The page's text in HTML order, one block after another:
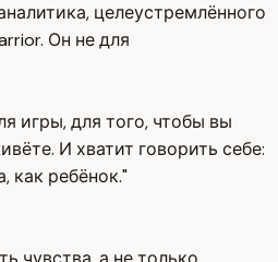
целеустремлённого
Он не для
игры, для того, чтобы вы
И хватит говорить себе:
как ребёнок."